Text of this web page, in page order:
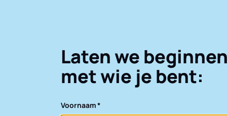
Laten we
met wie je bent:
Voornaam